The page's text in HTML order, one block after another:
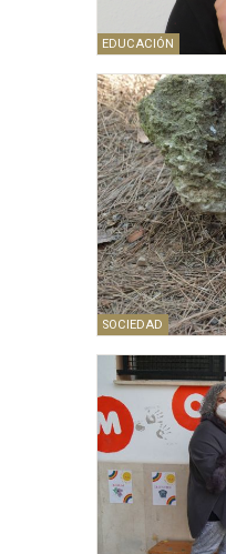
EDUCACIÓN
SOCIEDAD